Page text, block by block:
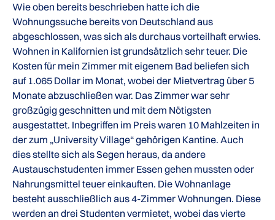
Wie oben bereits beschrieben hatte ich die
Wohnungssuche bereits von Deutschland aus
abgeschlossen, was sich als durchaus vorteilhaft erwies.
Wohnen in Kalifornien ist grundsätzlich sehr teuer. Die
Kosten für mein Zimmer mit eigenem Bad beliefen sich
auf 1.065 Dollar im Monat, wobei der Mietvertrag über 5
Monate abzuschließen war. Das Zimmer war sehr
großzügig geschnitten und mit dem Nötigsten
ausgestattet. Inbegriffen im Preis waren 10 Mahlzeiten in
der zum „University Village“ gehörigen Kantine. Auch
dies stellte sich als Segen heraus, da andere
Austauschstudenten immer Essen gehen mussten oder
Nahrungsmittel teuer einkauften. Die Wohnanlage
besteht ausschließlich aus 4-Zimmer Wohnungen. Diese
werden an drei Studenten vermietet, wobei das vierte